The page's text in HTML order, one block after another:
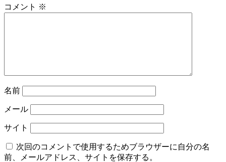
コメント ※
名前
メール
サイト
次回のコメントで使用するためブラウザーに自分の名
前、メールアドレス、サイトを保存する。